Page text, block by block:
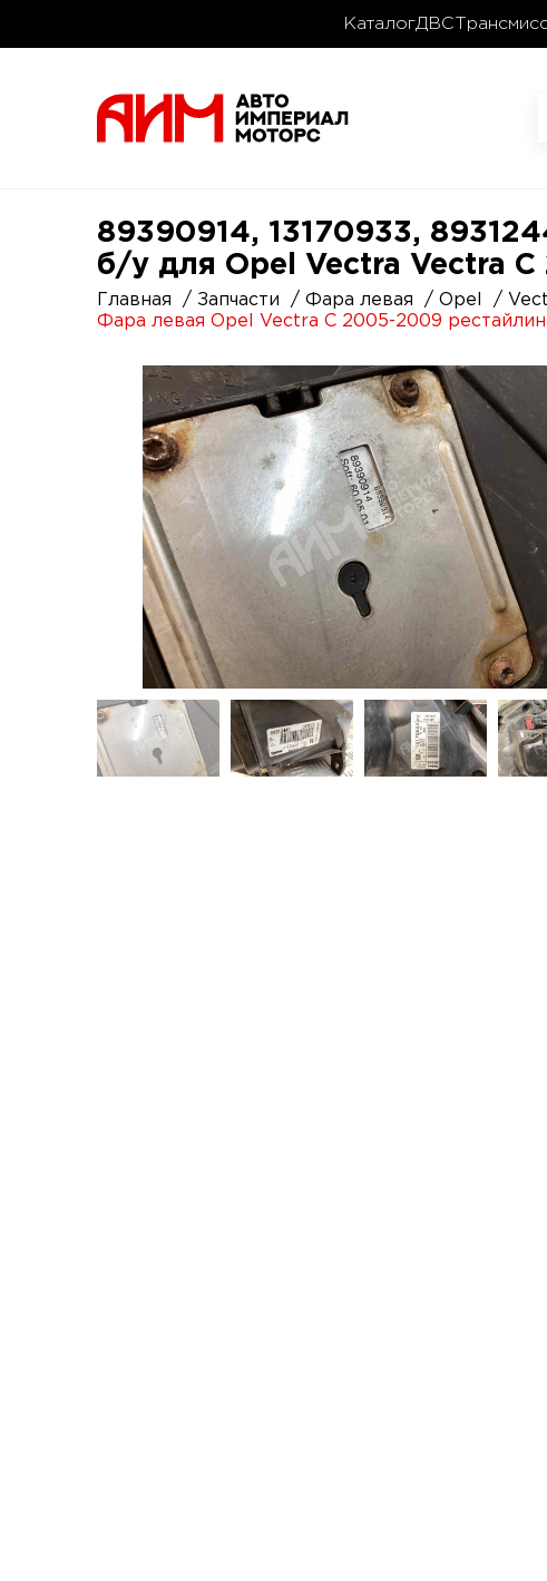
КаталогДВС
89390914, 13170933,
б/у для Opel Vectra Vectra
Главная Запчасти Фара левая Opel
Фара левая Opel Vectra C 2005-2009